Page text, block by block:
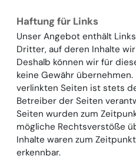
Haftung für Links
Unser Angebot enthält
Dritter, auf deren Inhalte
Deshalb können wir für
keine Gewähr
verlinkten Seiten ist stets
Betreiber der Seiten
Seiten wurden zum
mögliche Rechtsverstöße
Inhalte waren zum
erkennbar.